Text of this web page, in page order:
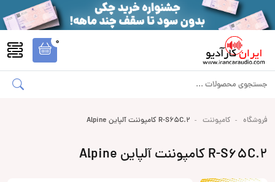
0
فروشگاه کامپوننت R-S65C.2 کامپوننت آلپاین Alpine
R-S65C.2 کامپوننت آلپاین Alpine